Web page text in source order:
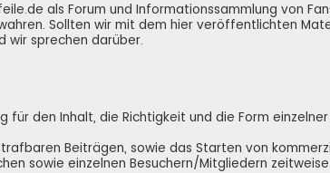
als Forum und Informationssammlung von
Sollten wir mit dem hier veröffentlichten
wir sprechen darüber.
den Inhalt, die Richtigkeit und die Form
Beiträgen, sowie das Starten von
sowie einzelnen Besuchern/Mitgliedern